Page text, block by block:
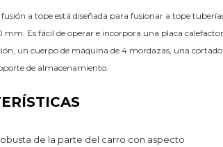
a tope está diseñada para fusionar a tope
Es fácil de operar e incorpora una placa
un cuerpo de máquina de 4 mordazas, una
de almacenamiento.
de la parte del carro con aspecto